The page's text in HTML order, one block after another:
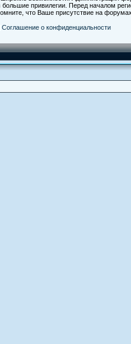
большие привилегии. Перед началом
что Ваше присутствие на
Соглашение о конфиденциальности